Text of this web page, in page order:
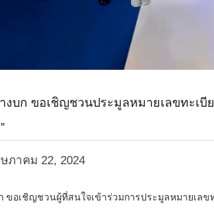
งบก ขอเชิญชวนประมูลหมายเลขทะเบี
ภาคม 22, 2024
ขอเชิญชวนผู้ที่สนใจเข้าร่วมการประมูลหมายเลข